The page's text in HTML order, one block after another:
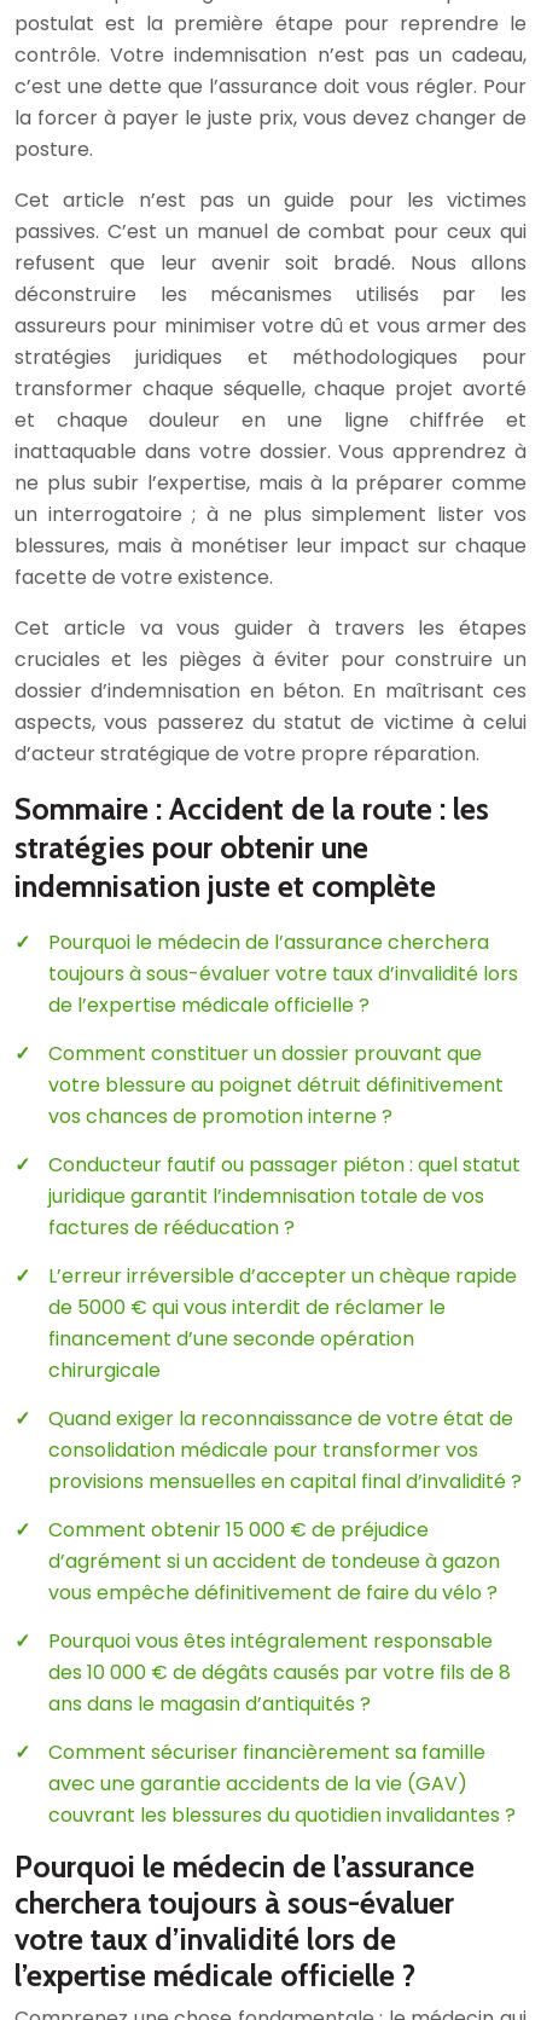
postulat est la première étape pour reprendre le
contrôle. Votre indemnisation n’est pas un cadeau,
c’est une dette que l’assurance doit vous régler. Pour
la forcer à payer le juste prix, vous devez changer de
posture.
Cet article n’est pas un guide pour les victimes
passives. C’est un manuel de combat pour ceux qui
refusent que leur avenir soit bradé. Nous allons
déconstruire les mécanismes utilisés par les
assureurs pour minimiser votre dû et vous armer des
stratégies juridiques et méthodologiques pour
transformer chaque séquelle, chaque projet avorté
et chaque douleur en une ligne chiffrée et
inattaquable dans votre dossier. Vous apprendrez à
ne plus subir l’expertise, mais à la préparer comme
un interrogatoire ; à ne plus simplement lister vos
blessures, mais à monétiser leur impact sur chaque
facette de votre existence.
Cet article va vous guider à travers les étapes
cruciales et les pièges à éviter pour construire un
dossier d’indemnisation en béton. En maîtrisant ces
aspects, vous passerez du statut de victime à celui
d’acteur stratégique de votre propre réparation.
Sommaire : Accident de la route : les
stratégies pour obtenir une
indemnisation juste et complète
Pourquoi le médecin de l’assurance cherchera
toujours à sous-évaluer votre taux d’invalidité lors
de l’expertise médicale officielle ?
Comment constituer un dossier prouvant que
votre blessure au poignet détruit définitivement
vos chances de promotion interne ?
Conducteur fautif ou passager piéton : quel statut
juridique garantit l’indemnisation totale de vos
factures de rééducation ?
L’erreur irréversible d’accepter un chèque rapide
de 5000 € qui vous interdit de réclamer le
financement d’une seconde opération
chirurgicale
Quand exiger la reconnaissance de votre état de
consolidation médicale pour transformer vos
provisions mensuelles en capital final d’invalidité ?
Comment obtenir 15 000 € de préjudice
d’agrément si un accident de tondeuse à gazon
vous empêche définitivement de faire du vélo ?
Pourquoi vous êtes intégralement responsable
des 10 000 € de dégâts causés par votre fils de 8
ans dans le magasin d’antiquités ?
Comment sécuriser financièrement sa famille
avec une garantie accidents de la vie (GAV)
couvrant les blessures du quotidien invalidantes ?
Pourquoi le médecin de l’assurance
cherchera toujours à sous-évaluer
votre taux d’invalidité lors de
l’expertise médicale officielle ?